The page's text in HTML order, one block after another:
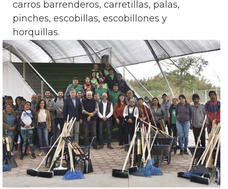
carros barrenderos, carretillas, palas,
pinches, escobillas, escobillones y
horquillas.